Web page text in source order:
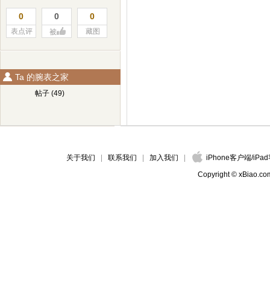
0
表点评
0
被
0
藏图
Ta 的腕表之家
帖子 (49)
关于我们 联系我们 加入我们 iPhone客户端/iPad
Copyright ©